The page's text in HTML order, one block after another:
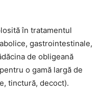
în tratamentul
gastrointestinale,
de obligeană
o gamă largă de
tinctură, decoct).